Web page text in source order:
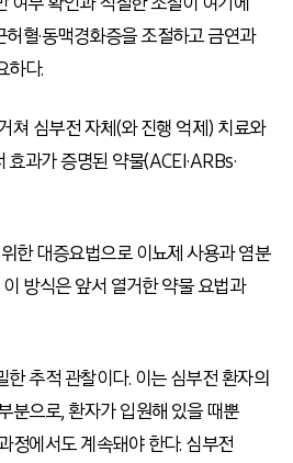
허혈·동맥경화증을 조절하고 금연과
하다.
쳐 심부전 자체(와 진행 억제) 치료와
과가 증명된 약물(ACEI·ARBs·
한 대증요법으로 이뇨제 사용과 염분
방식은 앞서 열거한 약물 요법과
추적 관찰이다. 이는 심부전 환자의
분으로, 환자가 입원해 있을 때뿐
정에서도 계속돼야 한다. 심부전